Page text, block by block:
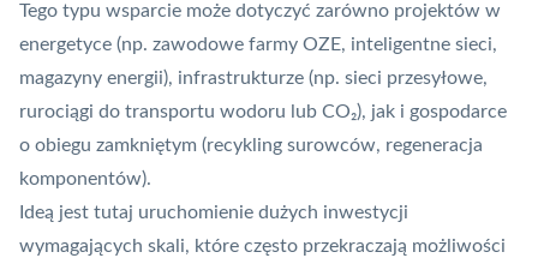
Tego typu wsparcie może dotyczyć zarówno projektów w
energetyce (np. zawodowe farmy OZE, inteligentne sieci,
magazyny energii), infrastrukturze (np. sieci przesyłowe,
rurociągi do transportu wodoru lub CO₂), jak i gospodarce
o obiegu zamkniętym (recykling surowców, regeneracja
komponentów).
Ideą jest tutaj uruchomienie dużych inwestycji
wymagających skali, które często przekraczają możliwości